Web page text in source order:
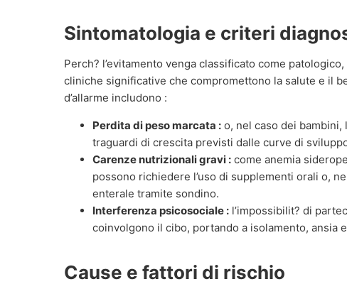
Sintomatologia e criteri
Perch? l’evitamento venga classificato come
cliniche significative che compromettono la salute e il
d’allarme includono :
Perdita di peso marcata : o, nel caso dei bambini,
traguardi di crescita previsti dalle curve di
Carenze nutrizionali gravi : come anemia
possono richiedere l’uso di supplementi orali o,
enterale tramite sondino.
Interferenza psicosociale : l’impossibilit? di
coinvolgono il cibo, portando a isolamento, ansia
Cause e fattori di rischio